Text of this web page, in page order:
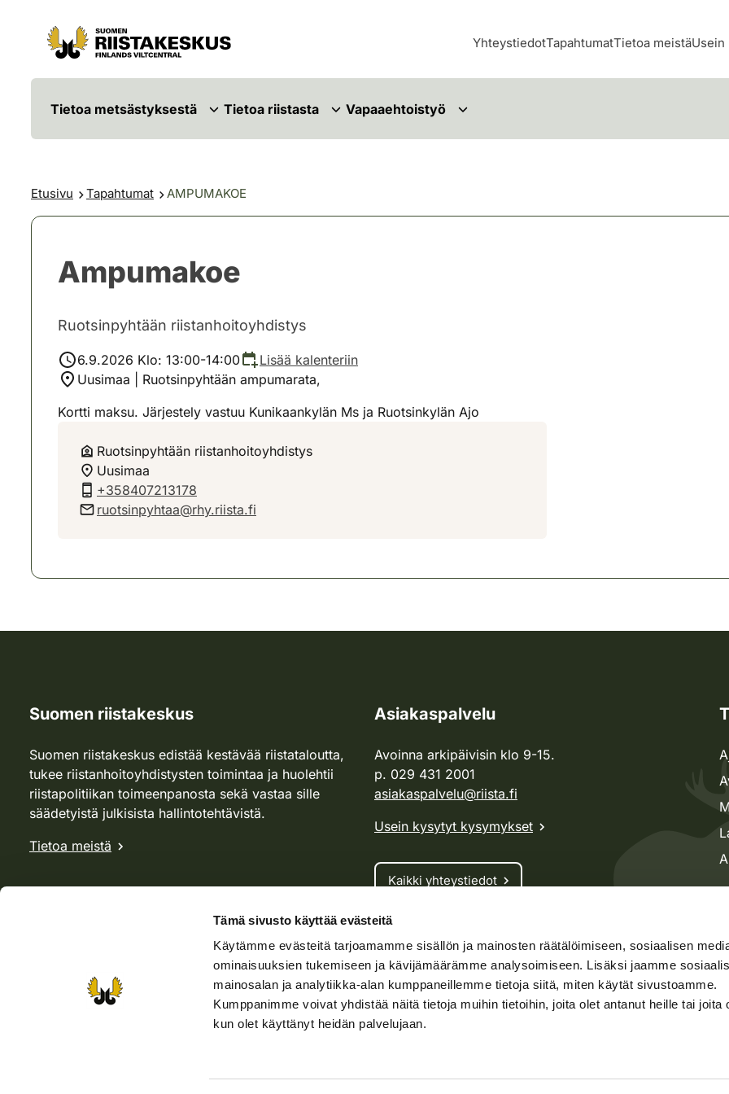
Tämä sivusto käyttää evästeitä
Käytämme evästeitä tarjoamamme sisällön ja mainosten räätälöimiseen, sosiaalisen
ominaisuuksien tukemiseen ja kävijämäärämme analysoimiseen. Lisäksi jaamme
mainosalan ja analytiikka-alan kumppaneillemme tietoja siitä, miten käytät sivustoamme.
Kumppanimme voivat yhdistää näitä tietoja muihin tietoihin, joita olet antanut heille tai joita
kun olet käyttänyt heidän palvelujaan.
Siirry sisältöön
Siirry sivustokarttaan
YhteystiedotTapahtumatTietoa meistäUsein
Tietoa metsästyksestä Tietoa riistasta Vapaaehtoistyö
Etusivu Tapahtumat AMPUMAKOE
Ampumakoe
Ruotsinpyhtään riistanhoitoyhdistys
6.9.2026 Klo: 13:00-14:00
Lisää kalenteriin
Uusimaa | Ruotsinpyhtään ampumarata,
Kortti maksu. Järjestely vastuu Kunikaankylän Ms ja Ruotsinkylän Ajo
Ruotsinpyhtään riistanhoitoyhdistys
Uusimaa
+358407213178
ruotsinpyhtaa@rhy.riista.fi
Suomen riistakeskus
Suomen riistakeskus edistää kestävää riistataloutta,
tukee riistanhoitoyhdistysten toimintaa ja huolehtii
riistapolitiikan toimeenpanosta sekä vastaa sille
säädetyistä julkisista hallintotehtävistä.
Tietoa meistä
Asiakaspalvelu
Avoinna arkipäivisin klo 9-15.
p. 029 431 2001
asiakaspalvelu@riista.fi
Usein kysytyt kysymykset
Kaikki yhteystiedot
Metsästyskortti-asiat
Oma riista -asiat
Lupa-asiat